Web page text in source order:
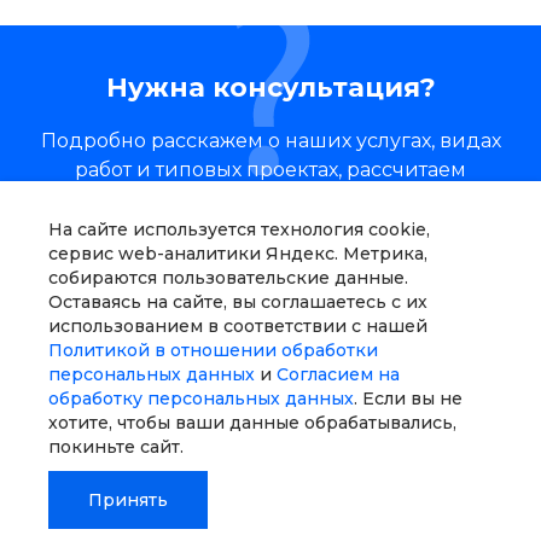
На сайте используется технология cookie,
сервис web-аналитики Яндекс. Метрика,
собираются пользовательские данные.
Оставаясь на сайте, вы соглашаетесь с их
использованием в соответствии с нашей
Политикой в отношении обработки
персональных данных и Согласием на
обработку персональных данных. Если вы не
хотите, чтобы ваши данные обрабатывались,
покиньте сайт.
Принять
Нужна консультация?
Подробно расскажем о наших услугах, видах
работ и типовых проектах, рассчитаем
предложение!
Задать вопрос
О компании